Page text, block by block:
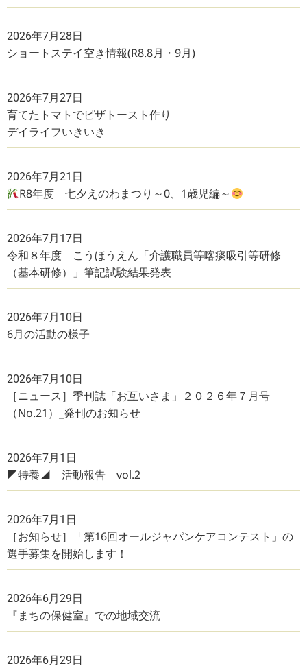
2026年7月28日
ショートステイ空き情報(R8.8月・9月)
2026年7月27日
育てたトマトでピザトースト作り
デイライフいきいき
2026年7月21日
R8年度 七夕えのわまつり～0、1歳児編～
2026年7月17日
令和８年度 こうほうえん「介護職員等喀痰吸引等研修
（基本研修）」筆記試験結果発表
2026年7月10日
6月の活動の様子
2026年7月10日
［ニュース］季刊誌「お互いさま」２０２６年７月号
（No.21）_発刊のお知らせ
2026年7月1日
◤特養◢ 活動報告 vol.2
2026年7月1日
［お知らせ］「第16回オールジャパンケアコンテスト」の
選手募集を開始します！
2026年6月29日
『まちの保健室』での地域交流
2026年6月29日